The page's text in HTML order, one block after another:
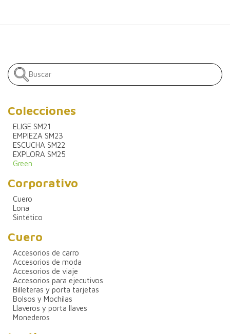
Colecciones
ELIGE SM21
EMPIEZA SM23
ESCUCHA SM22
EXPLORA SM25
Green
Corporativo
Cuero
Lona
Sintético
Cuero
Accesorios de carro
Accesorios de moda
Accesorios de viaje
Accesorios para ejecutivos
Billeteras y porta tarjetas
Bolsos y Mochilas
Llaveros y porta llaves
Monederos